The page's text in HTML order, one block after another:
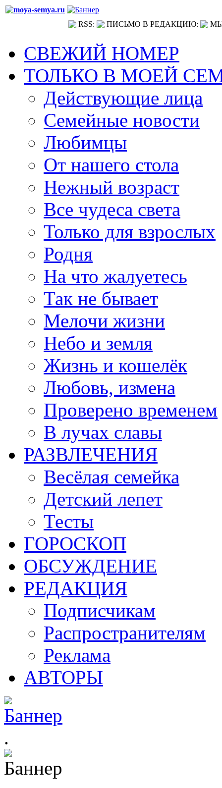
RSS: ПИСЬМО В РЕДАКЦИЮ:
СВЕЖИЙ НОМЕР
ТОЛЬКО В МОЕЙ
Действующие лица
Семейные новости
Любимцы
От нашего стола
Нежный возраст
Все чудеса света
Только для взрослых
Родня
На что жалуетесь
Так не бывает
Мелочи жизни
Небо и земля
Жизнь и кошелёк
Любовь, измена
Проверено временем
В лучах славы
РАЗВЛЕЧЕНИЯ
Весёлая семейка
Детский лепет
Тесты
ГОРОСКОП
ОБСУЖДЕНИЕ
РЕДАКЦИЯ
Подписчикам
Распространителям
Реклама
АВТОРЫ
.